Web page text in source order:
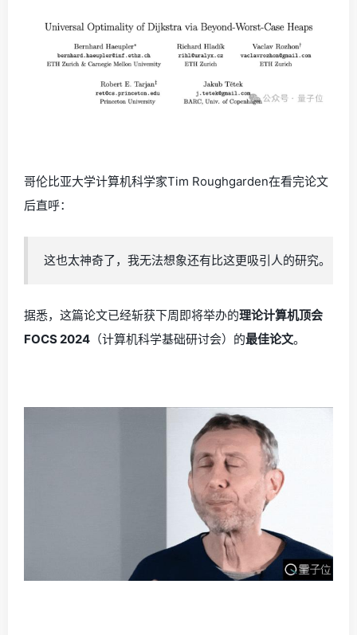
哥伦比亚大学计算机科学家Tim Roughgarden在看完论文
后直呼：
这也太神奇了，我无法想象还有比这更吸引人的研究。
据悉，这篇论文已经斩获下周即将举办的理论计算机顶会
FOCS 2024 （计算机科学基础研讨会）的最佳论文。